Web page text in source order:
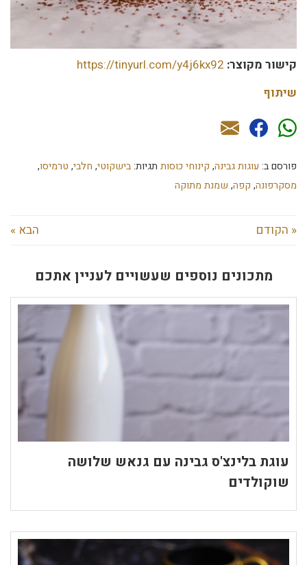
קישור מקוצר: https://tinyurl.com/y4j6kx92
שיתוף
פורסם ב: עוגות גבינה, קינוחי כוסות תגיות:בישקוטי, חלבי, טרמיסו,
מסקרפונה, קפה, שמנת מתוקה
« הקודם הבא »
מתכונים נוספים שעשויים לעניין אתכם
עוגת בלינצ'ס גבינה עם גנאש שלושה
שוקולדים